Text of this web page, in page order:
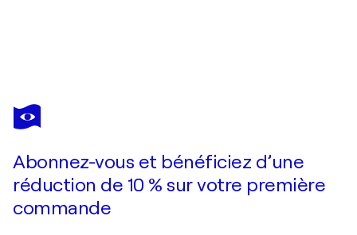
ROXANA
SOOS
Je passe commande
Abonnez-vous et bénéficiez d’une
réduction de 10 % sur votre première
commande